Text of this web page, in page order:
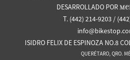
DESARROLLADO POR
T. (442) 214-9203 /
ISIDRO FELIX DE ESPINOZA NO.8
QUERÉTARO, QRO.